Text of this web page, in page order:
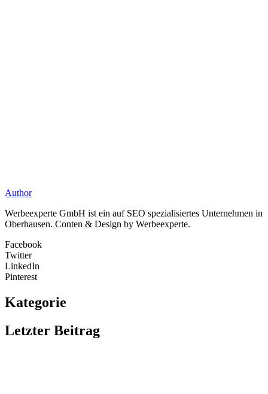
Author
Werbeexperte GmbH ist ein auf SEO spezialisiertes Unternehmen in
Oberhausen. Conten & Design by Werbeexperte.
Facebook
Twitter
LinkedIn
Pinterest
Kategorie
Letzter Beitrag